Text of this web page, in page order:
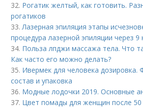
32. Рогатик желтый, как готовить.
рогатиков
33.Лазерная эпиляция этапы
процедура лазерной эпиляции через 9
34. Польза лпджи массажа тела. Что
Как часто его можно делать?
35. Ивермек для человека дозировка.
состав и упаковка
36. Модные лодочки 2019. Основные
37. Цвет помады для женщин после 50